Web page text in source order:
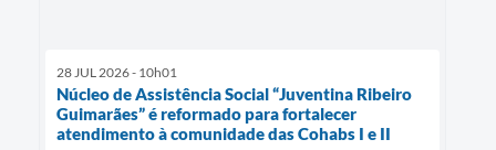
28 JUL 2026 - 10h01
Núcleo de Assistência Social “Juventina Ribeiro
Guimarães” é reformado para fortalecer
atendimento à comunidade das Cohabs I e II